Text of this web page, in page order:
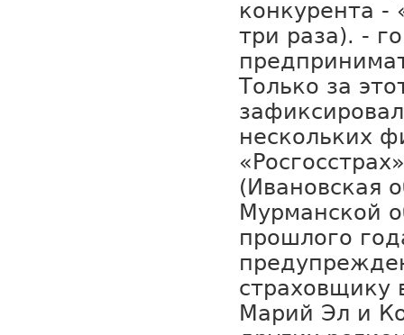
конкурента -
три раза). -
Только за
нескольких
(Ивановская
Мурманской
прошлого
страховщику
Марий Эл и